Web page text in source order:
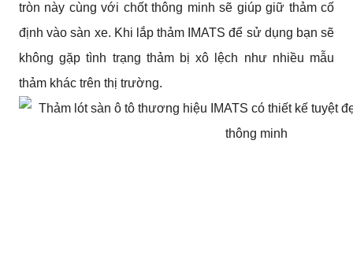
tròn này cùng với chốt thông minh sẽ giúp giữ thảm cố
định vào sàn xe. Khi lắp thảm IMATS để sử dụng bạn sẽ
không gặp tình trạng thảm bị xô lệch như nhiều mẫu
thảm khác trên thị trường.